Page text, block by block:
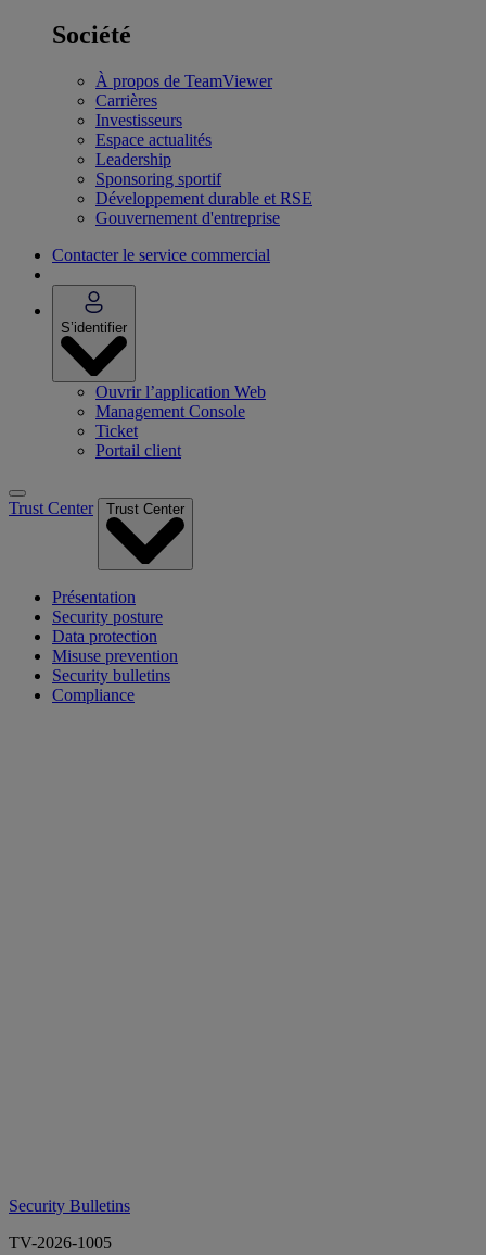
Société
À propos de TeamViewer
Carrières
Investisseurs
Espace actualités
Leadership
Sponsoring sportif
Développement durable et RSE
Gouvernement d'entreprise
Contacter le service commercial
S’identifier
Ouvrir l’application Web
Management Console
Ticket
Portail client
Trust Center Trust Center
Présentation
Security posture
Data protection
Misuse prevention
Security bulletins
Compliance
Security Bulletins
TV-2026-1005